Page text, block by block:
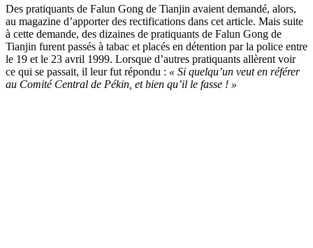
Des pratiquants de Falun Gong de Tianjin avaient demandé, alors,
au magazine d’apporter des rectifications dans cet article. Mais suite
à cette demande, des dizaines de pratiquants de Falun Gong de
Tianjin furent passés à tabac et placés en détention par la police entre
le 19 et le 23 avril 1999. Lorsque d’autres pratiquants allèrent voir
ce qui se passait, il leur fut répondu : « Si quelqu’un veut en référer
au Comité Central de Pékin, et bien qu’il le fasse ! »